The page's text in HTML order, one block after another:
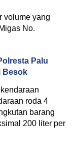
volume yang
No.
Palu
Besok
roda 4
barang
200 liter per